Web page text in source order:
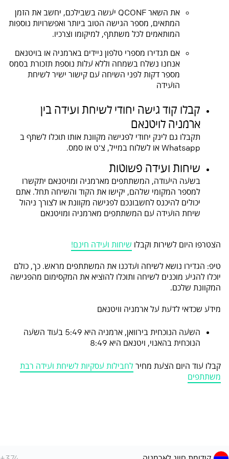
את השאר QCONF יעשה בשבילכם, יחשב את הזמן
המתאים, מספר הגישה הטוב ביותר ואפשרויות נוספות
המותאמים לכל משתתף, למיקומו וצרכיו.
אם תגדירו מספרי טלפון ניידים בארמניה או בויטנאם
אנחנו נשלח בשמחה וללא עלות נוספת תזכורת בסמס
מספר דקות לפני השיחה עם קישור ישיר לשיחת
הועידה
קבלו קוד גישה יחודי לשיחת ועידה בין
ארמניה לויטנאם
תקבלו גם לינק יחודי לפגישה מקוונת אותו תוכלו לשתף ב
Whatsapp או לשלוח במייל, צ'ט או סמס.
שיחות ועידה פשוטות
בשעה היעודה, המשתתפים מארמניה ומויטנאם יתקשרו
למספר המקומי שלהם, יקישו את הקוד והשיחה תחל. אתם
יכולים להיכנס לחשבונכם לפגישה מקוונת או לצורך ניהול
שיחת הועידה עם המשתתפים מארמניה ומויטנאם
הצטרפו היום לשירות וקבלו שיחות ועידה חינם!
טיפ: הגדירו נושא לשיחה ועדכנו את המשתתפים מראש. כך, כולם
יוכלו להגיע מוכנים לשיחה ותוכלו להוציא את המקסימום מהפגישה
המקוונת שלכם.
מידע שכדאי לדעת על ארמניה וויטנאם
השעה הנוכחית בירוואן, ארמניה היא 5:49 בעוד השעה
הנוכחית בהאנוי, ויטנאם היא 8:49
קבלו עוד היום הצעת מחירלחבילות עסקיות לשיחת ועידה רבת
משתתפים